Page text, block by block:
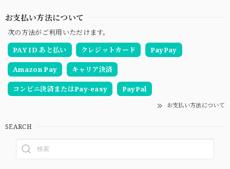
お支払い方法について
次の方法がご利用いただけます。
PAY ID あと払い
クレジットカード PayPay
Amazon Pay キャリア決済
コンビニ決済またはPay-easy PayPal
お支払い方法について
SEARCH